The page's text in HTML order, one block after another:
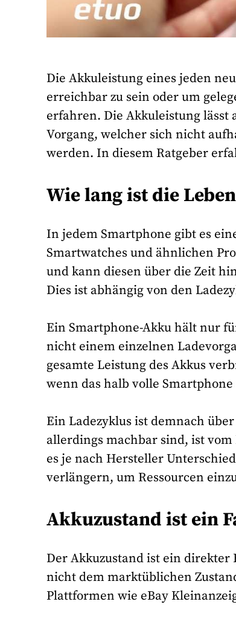
Die Akkuleistung eines jeden
erreichbar zu sein oder um
erfahren. Die Akkuleistung
Vorgang, welcher sich nicht
werden. In diesem Ratgeber
Wie lang ist die
In jedem Smartphone gibt es
Smartwatches und ähnlichen
und kann diesen über die Zeit
Dies ist abhängig von den
Ein Smartphone-Akku hält nur
nicht einem einzelnen
gesamte Leistung des Akkus
wenn das halb volle
Ein Ladezyklus ist demnach
allerdings machbar sind, ist
es je nach Hersteller
verlängern, um Ressourcen
Akkuzustand ist ein
Der Akkuzustand ist ein direkter
nicht dem marktüblichen
Plattformen wie eBay